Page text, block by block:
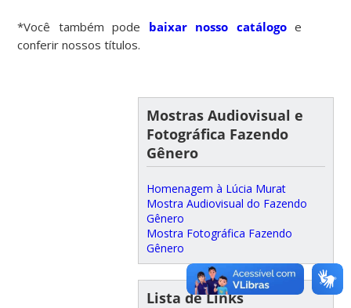
*Você também pode baixar nosso catálogoe
conferir nossos títulos.
Mostras Audiovisual e
Fotográfica Fazendo
Gênero
Homenagem à Lúcia Murat
Mostra Audiovisual do Fazendo
Gênero
Mostra Fotográfica Fazendo
Gênero
Lista de Links